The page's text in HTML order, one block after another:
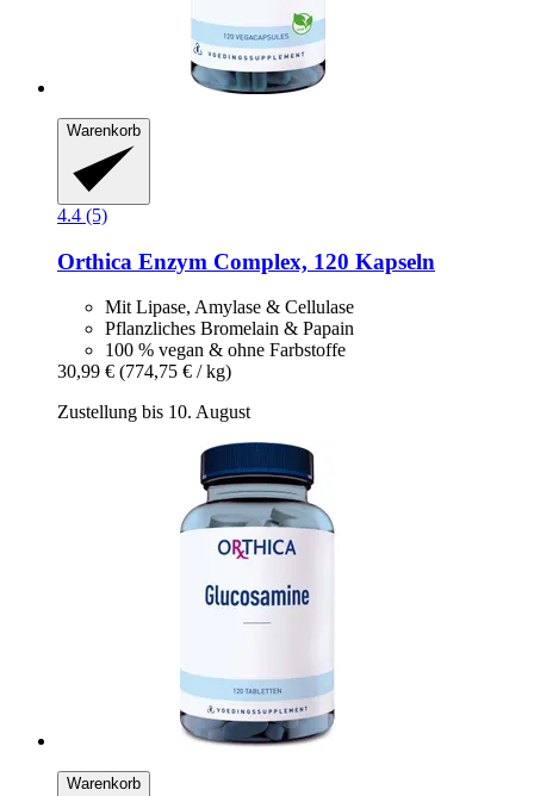
Warenkorb
4.4 (5)
Orthica Enzym Complex, 120 Kapseln
Mit Lipase, Amylase & Cellulase
Pflanzliches Bromelain & Papain
100 % vegan & ohne Farbstoffe
30,99 € (774,75 € / kg)
Zustellung bis 10. August
Warenkorb